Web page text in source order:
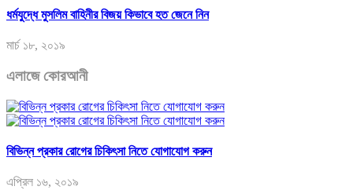
ধর্মযুদ্ধে মুসলিম বাহিনীর বিজয় কিভাবে হত জেনে নিন
মার্চ ১৮, ২০১৯
এলাজে কোরআনী
বিভিন্ন প্রকার রোগের চিকিৎসা নিতে যোগাযোগ করুন
এপ্রিল ১৬, ২০১৯